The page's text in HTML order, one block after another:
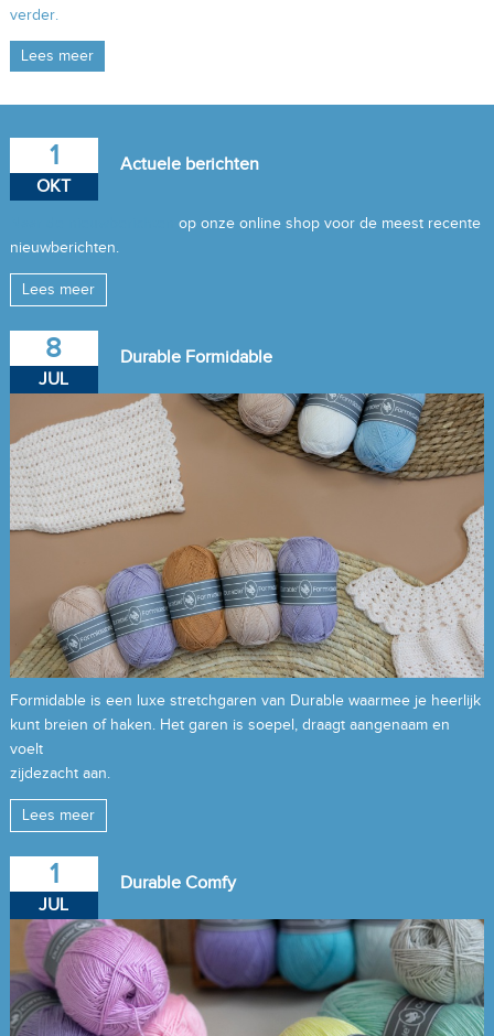
verder.
Lees meer
1
OKT
Actuele berichten
op onze online shop voor de meest recente
nieuwberichten.
Lees meer
8
JUL
Durable Formidable
Formidable is een luxe stretchgaren van Durable waarmee je heerlijk
kunt breien of haken. Het garen is soepel, draagt aangenaam en
voelt
zijdezacht aan.
Lees meer
1
JUL
Durable Comfy